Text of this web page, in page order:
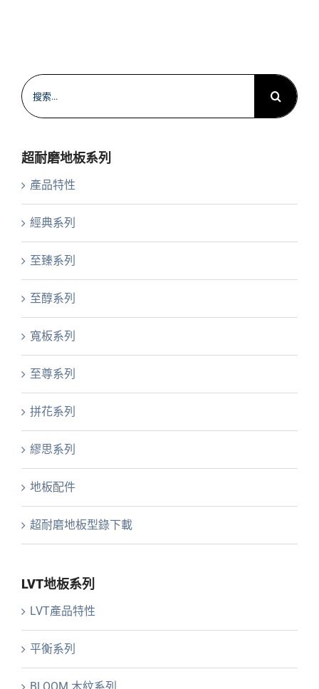
搜
索
果：
超耐磨地板系列
產品特性
經典系列
至臻系列
至醇系列
寬板系列
至尊系列
拼花系列
繆思系列
地板配件
超耐磨地板型錄下載
LVT地板系列
LVT產品特性
平衡系列